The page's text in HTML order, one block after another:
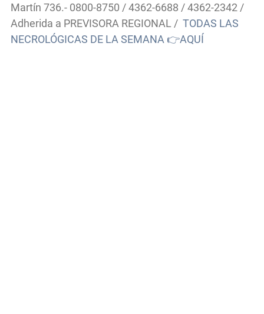
Martín 736.- 0800-8750 / 4362-6688 / 4362-2342 /
Adherida a PREVISORA REGIONAL / TODAS LAS
NECROLÓGICAS DE LA SEMANA 👉AQUÍ